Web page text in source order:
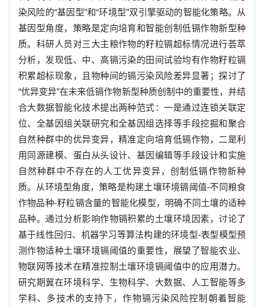
染风险的“基因型”和“环境型”双引擎驱动的智能化策略。从
基因型角度，策略是定向培育和智能创制低镉作物新型种
质。科研人员对三大主粮作物的籽粒镉超标情况进行荟萃
分析，发现低、中、高镉污染的田间试验均有作物籽粒镉
积累超标现象，且物种间的镉污染风险差异显著；探讨了
“优异变异”在未来低镉作物新型种质创制中的重要性，并结
合大数据智能化技术提出两种范式：一是通过连锁关联定
位、全基因组关联研究和全基因组选择等手段挖掘和聚合
自然种群中的优异变异，精准定向培育低镉作物，二是利
用同源建模、蛋白从头设计、基因编辑等手段设计和实施
自然种群中不存在的人工优异变异，创制低镉作物新种
质。从环境型角度，策略是构建土壤环境镉阈值-不同粮食
作物品种-籽粒镉含量的智能化模型，明确不同土壤的适种
品种。通过分析影响作物镉积累的土壤环境因素，讨论了
基于线性回归、机器学习等算法构建的环境型-表型模型预
测作物适种土壤环境镉阈值的重要性，展望了智能农业、
物联网等技术在精准控制土壤环境镉阈值中的应用潜力。
研究期冀在环境科学、生物科学、大数据、人工智能等多
学科、多技术的支持下，作物镉污染风险控制朝着智能